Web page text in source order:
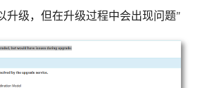
升级，但在升级过程中会出现问题”